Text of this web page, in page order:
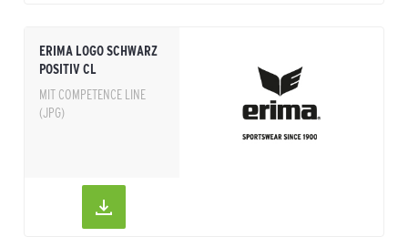
ERIMA LOGO SCHWARZ
POSITIV CL
MIT COMPETENCE LINE
(JPG)